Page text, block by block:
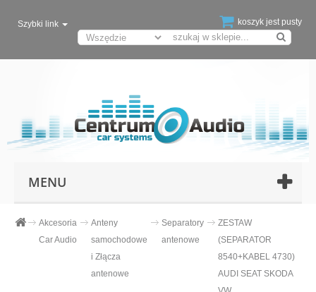
koszyk jest pusty
Szybki link
MENU
Akcesoria
Car Audio
Anteny
samochodowe
i Złącza
antenowe
Separatory
antenowe
ZESTAW
(SEPARATOR
8540+KABEL 4730)
AUDI SEAT SKODA